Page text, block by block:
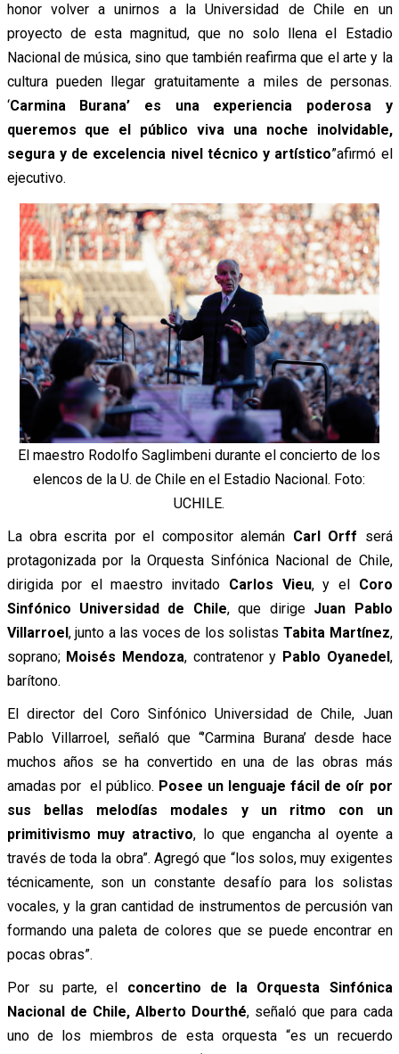
honor volver a unirnos a la Universidad de Chile en un
proyecto de esta magnitud, que no solo llena el Estadio
Nacional de música, sino que también reafirma que el arte y la
cultura pueden llegar gratuitamente a miles de personas.
‘Carmina Burana’ es una experiencia poderosa y
queremos que el público viva una noche inolvidable,
segura y de excelencia nivel técnico y artístico”afirmó el
ejecutivo.
El maestro Rodolfo Saglimbeni durante el concierto de los
elencos de la U. de Chile en el Estadio Nacional. Foto:
UCHILE.
La obra escrita por el compositor alemán Carl Orff será
protagonizada por la Orquesta Sinfónica Nacional de Chile,
dirigida por el maestro invitado Carlos Vieu, y el Coro
Sinfónico Universidad de Chile, que dirige Juan Pablo
Villarroel , junto a las voces de los solistas Tabita Martínez,
soprano; Moisés Mendoza, contratenor y Pablo Oyanedel ,
barítono.
El director del Coro Sinfónico Universidad de Chile, Juan
Pablo Villarroel, señaló que “’Carmina Burana’ desde hace
muchos años se ha convertido en una de las obras más
amadas por el público. Posee un lenguaje fácil de oír por
sus bellas melodías modales y un ritmo con un
primitivismo muy atractivo, lo que engancha al oyente a
través de toda la obra”. Agregó que “los solos, muy exigentes
técnicamente, son un constante desafío para los solistas
vocales, y la gran cantidad de instrumentos de percusión van
formando una paleta de colores que se puede encontrar en
pocas obras”.
Por su parte, el concertino de la Orquesta Sinfónica
Nacional de Chile, Alberto Dourthé, señaló que para cada
uno de los miembros de esta orquesta “es un recuerdo